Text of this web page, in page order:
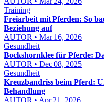
Training
Freiarbeit mit Pferden: So
Beziehung auf
AUTOR • Mar 16, 2026
Gesundheit
Bockshornklee für Pferde:
AUTOR • Dec 08, 2025
Gesundheit
Kreuzbandriss beim Pferd:
Behandlung
AUTOR • Apr 21, 2026